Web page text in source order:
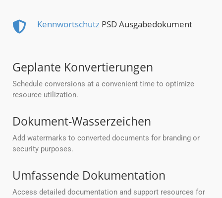
Kennwortschutz PSD Ausgabedokument
Geplante Konvertierungen
Schedule conversions at a convenient time to optimize
resource utilization.
Dokument-Wasserzeichen
Add watermarks to converted documents for branding or
security purposes.
Umfassende Dokumentation
Access detailed documentation and support resources for